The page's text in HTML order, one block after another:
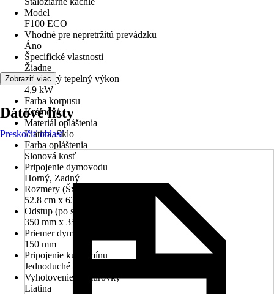
Model
F100 ECO
Vhodné pre nepretržitú prevádzku
Áno
Špecifické vlastnosti
Žiadne
Menovitý tepelný výkon
4,9 kW
Farba korpusu
Krémová
Materiál opláštenia
Liatina, Sklo
Farba opláštenia
Slonová kosť
Pripojenie dymovodu
Horný, Zadný
Rozmery (ŠxVxH)
52.8 cm x 63 cm x 44.5 cm
Odstup (po strane/vzadu/vpredu)
350 mm x 350 mm x 1000 mm
Priemer dymovodu
150 mm
Pripojenie ku komínu
Jednoduché pripojenie
Vyhotovenie výmurovky
Liatina
Zobraziť viac
Dátové listy
Preskočiť oblasť